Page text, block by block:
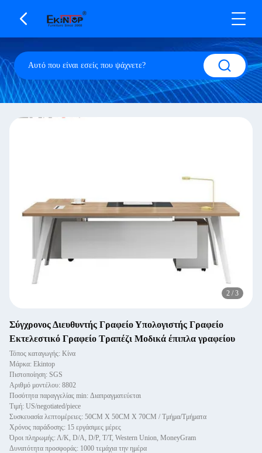
2 / 3
Σύγχρονος Διευθυντής Γραφείο Υπολογιστής Γραφείο
Εκτελεστικό Γραφείο Τραπέζι Μοδικά έπιπλα γραφείου
Τόπος καταγωγής: Κίνα
Μάρκα: Ekintop
Πιστοποίηση: SGS
Αριθμό μοντέλου: 8802
Ποσότητα παραγγελίας min: Διαπραγματεύεται
Τιμή: US/negotiated/piece
Συσκευασία λεπτομέρειες: 50CM X 50CM X 70CM / Τμήμα/Τμήματα
Χρόνος παράδοσης: 15 εργάσιμες μέρες
Όροι πληρωμής: Λ/Κ, D/A, D/P, T/T, Western Union, MoneyGram
Δυνατότητα προσφοράς: 1000 τεμάχια την ημέρα